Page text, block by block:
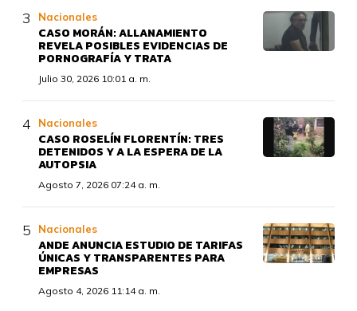
Nacionales
CASO MORÁN: ALLANAMIENTO
REVELA POSIBLES EVIDENCIAS DE
PORNOGRAFÍA Y TRATA
Julio 30, 2026 10:01 a. m.
Nacionales
CASO ROSELÍN FLORENTÍN: TRES
DETENIDOS Y A LA ESPERA DE LA
AUTOPSIA
Agosto 7, 2026 07:24 a. m.
Nacionales
ANDE ANUNCIA ESTUDIO DE TARIFAS
ÚNICAS Y TRANSPARENTES PARA
EMPRESAS
Agosto 4, 2026 11:14 a. m.